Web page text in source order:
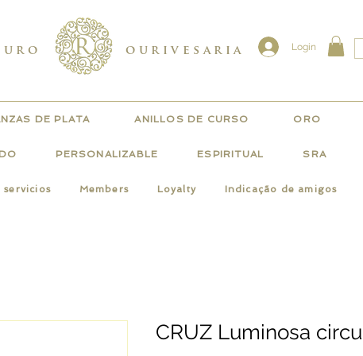
ourivesaria Login
DE PLATA ANILLOS DE CURSO ORO
PERSONALIZABLE ESPIRITUAL SRA
servicios Members Loyalty Indicação de amigos
CRUZ Luminosa